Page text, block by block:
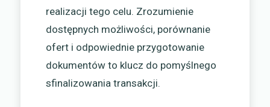
realizacji tego celu. Zrozumienie
dostępnych możliwości, porównanie
ofert i odpowiednie przygotowanie
dokumentów to klucz do pomyślnego
sfinalizowania transakcji.